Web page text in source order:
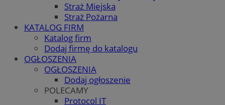
Straż Miejska
Straż Pożarna
KATALOG FIRM
Katalog firm
Dodaj firmę do katalogu
OGŁOSZENIA
OGŁOSZENIA
Dodaj ogłoszenie
POLECAMY
Protocol IT